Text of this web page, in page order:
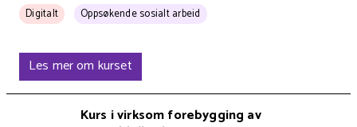
Kurset arrangeres
Digitalt Kurset har 1 tema kategorier:
Oppsøkende sosialt arbeid
Les mer om kurset
Kursets overskrift
Kurs i virksom forebygging av